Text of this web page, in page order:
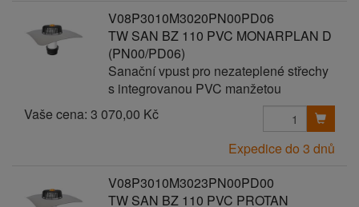
V08P3010M3020PN00PD06
TW SAN BZ 110 PVC MONARPLAN D
(PN00/PD06)
Sanační vpust pro nezateplené střechy
s integrovanou PVC manžetou
Vaše cena: 3 070,00 Kč
Expedice do 3 dnů
V08P3010M3023PN00PD00
TW SAN BZ 110 PVC PROTAN